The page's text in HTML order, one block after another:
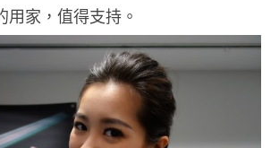
用家，值得支持。